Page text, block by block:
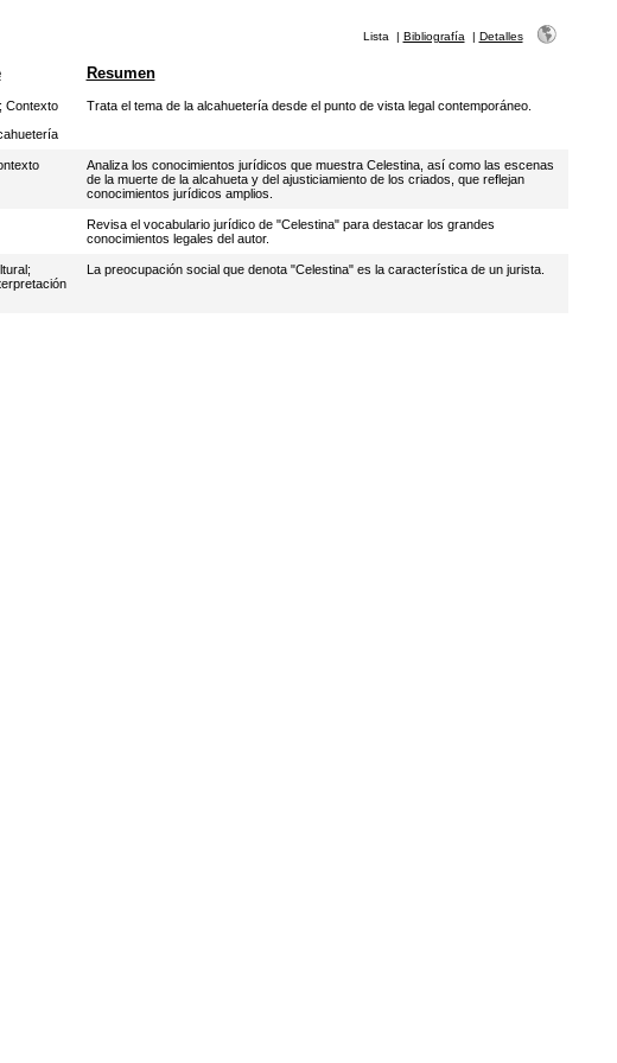
Lista | Bibliografía | Detalles
Resumen
Contexto
Trata el tema de la alcahuetería desde el punto de vista legal contemporáneo.
Analiza los conocimientos jurídicos que muestra Celestina, así como las escenas
de la muerte de la alcahueta y del ajusticiamiento de los criados, que reflejan
conocimientos jurídicos amplios.
Revisa el vocabulario jurídico de "Celestina" para destacar los grandes
conocimientos legales del autor.
;
La preocupación social que denota "Celestina" es la característica de un jurista.